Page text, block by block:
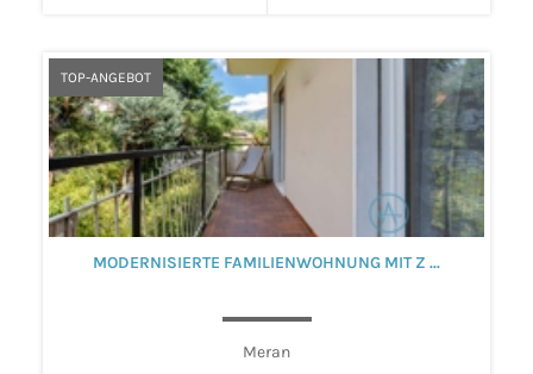
TOP-ANGEBOT
MODERNISIERTE FAMILIENWOHNUNG MIT Z ...
Meran